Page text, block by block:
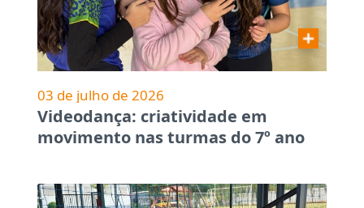
03 de julho de 2026
Videodança: criatividade em
movimento nas turmas do 7º ano